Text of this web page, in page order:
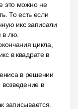
это можно не
То есть если
икс записали
в лю.
цикла,
в квадрате в
в решении
возведение в
записывается.